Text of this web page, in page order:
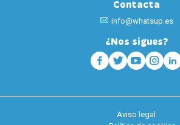
Contacta
info@whatsup.es
¿Nos sigues?
Aviso legal